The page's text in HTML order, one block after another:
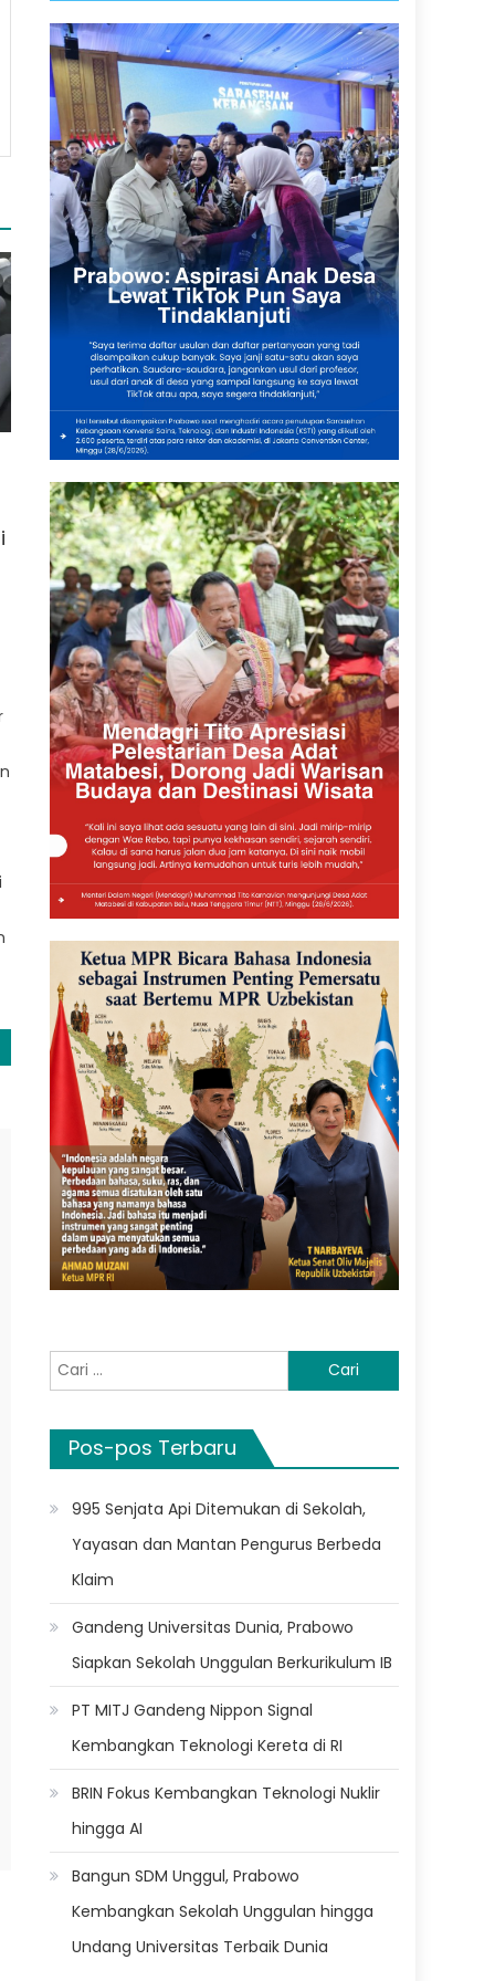
Cari
untuk:
Pos-pos Terbaru
995 Senjata Api Ditemukan di Sekolah,
Yayasan dan Mantan Pengurus Berbeda
Klaim
Gandeng Universitas Dunia, Prabowo
Siapkan Sekolah Unggulan Berkurikulum IB
PT MITJ Gandeng Nippon Signal
Kembangkan Teknologi Kereta di RI
BRIN Fokus Kembangkan Teknologi Nuklir
hingga AI
Bangun SDM Unggul, Prabowo
Kembangkan Sekolah Unggulan hingga
Undang Universitas Terbaik Dunia